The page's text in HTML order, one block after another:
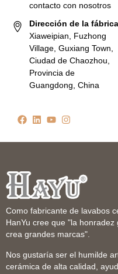
contacto con nosotros
Dirección de la fábrica
Xiaweipian, Fuzhong
Village, Guxiang Town,
Ciudad de Chaozhou,
Provincia de
Guangdong, China
Como fabricante de lavabos
HanYu cree que "la
crea grandes marcas".
Nos gustaría ser el humilde
cerámica de alta calidad,